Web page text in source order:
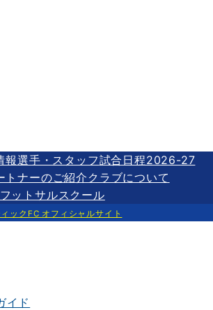
報選手・スタッフ試合日程2026-27
トナーのご紹介 クラブについて
フットサルスクール
ックFC オフィシャルサイト
イド